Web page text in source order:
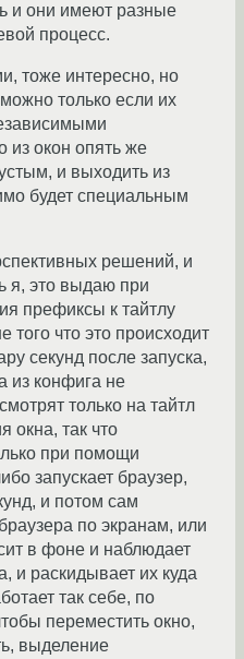
и они имеют разные
процесс.
тоже интересно, но
только если их
из окон опять же
и выходить из
будет специальным
решений, и
я, это выдаю при
префиксы к тайтлу
того что это происходит
секунд после запуска,
из конфига не
только на тайтл
окна, так что
при помощи
запускает браузер,
и потом сам
по экранам, или
в фоне и наблюдает
и раскидывает их куда
так себе, по
переместить окно,
выделение